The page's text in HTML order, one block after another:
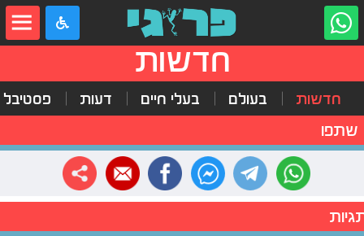
חדשות
חדשות בעולם בעלי חיים דעות פסטיבל
שתפו